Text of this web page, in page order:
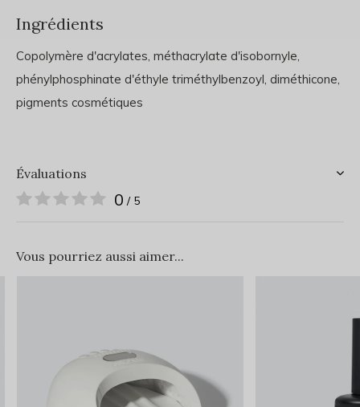
Ingrédients
Copolymère d'acrylates, méthacrylate d'isobornyle,
phénylphosphinate d'éthyle triméthylbenzoyl, diméthicone,
pigments cosmétiques
Évaluations
0 / 5
Vous pourriez aussi aimer...